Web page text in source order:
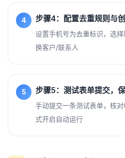
4 步骤4：配置去重规则与
设置手机号为去重标识，选
换客户/联系人
5 步骤5：测试表单提交，
手动提交一条测试表单，核
式开启自动运行